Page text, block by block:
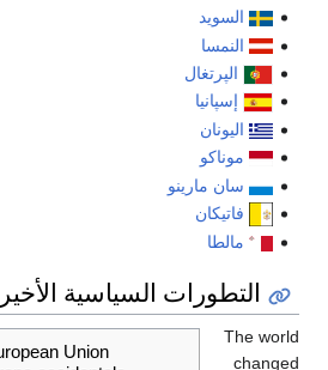
السويد
النمسا
الپرتغال
إسپانيا
اليونان
موناكو
سان مارينو
فاتيكان
مالطا
التطورات السياسية الأخيرة
Union
The world
changed